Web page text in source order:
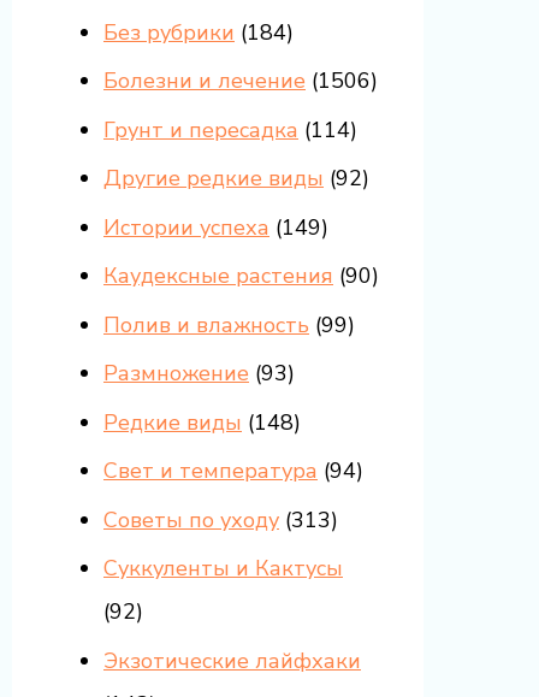
Без рубрики (184)
Болезни и лечение (1506)
Грунт и пересадка (114)
Другие редкие виды (92)
Истории успеха (149)
Каудексные растения (90)
Полив и влажность (99)
Размножение (93)
Редкие виды (148)
Свет и температура (94)
Советы по уходу (313)
Суккуленты и Кактусы
(92)
Экзотические лайфхаки